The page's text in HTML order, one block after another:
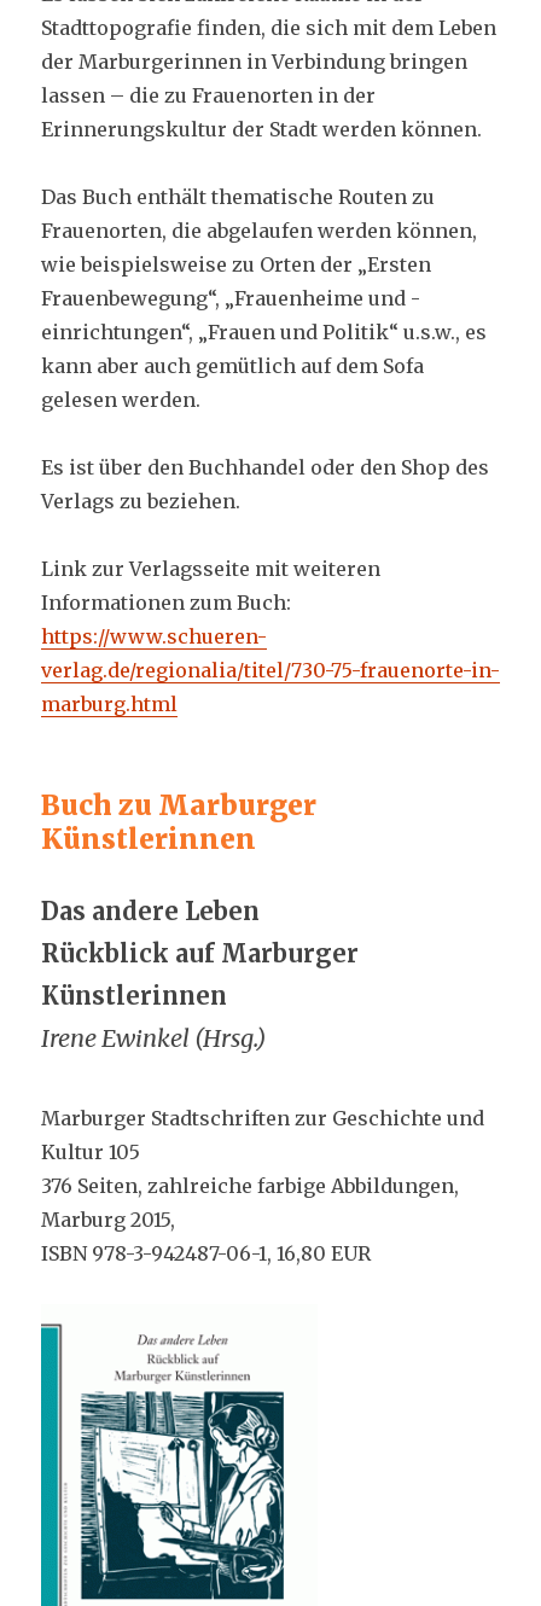
Stadttopografie finden, die sich mit dem Leben
der Marburgerinnen in Verbindung bringen
lassen – die zu Frauenorten in der
Erinnerungskultur der Stadt werden können.
Das Buch enthält thematische Routen zu
Frauenorten, die abgelaufen werden können,
wie beispielsweise zu Orten der „Ersten
Frauenbewegung“, „Frauenheime und -
einrichtungen“, „Frauen und Politik“ u.s.w., es
kann aber auch gemütlich auf dem Sofa
gelesen werden.
Es ist über den Buchhandel oder den Shop des
Verlags zu beziehen.
Link zur Verlagsseite mit weiteren
Informationen zum Buch:
https://www.schueren-
verlag.de/regionalia/titel/730-75-frauenorte-in-
marburg.html
Buch zu Marburger
Künstlerinnen
Das andere Leben
Rückblick auf Marburger
Künstlerinnen
Irene Ewinkel (Hrsg.)
Marburger Stadtschriften zur Geschichte und
Kultur 105
376 Seiten, zahlreiche farbige Abbildungen,
Marburg 2015,
ISBN 978-3-942487-06-1, 16,80 EUR